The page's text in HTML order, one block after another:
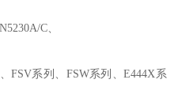
C、
FSV系列、FSW系列、E444X系